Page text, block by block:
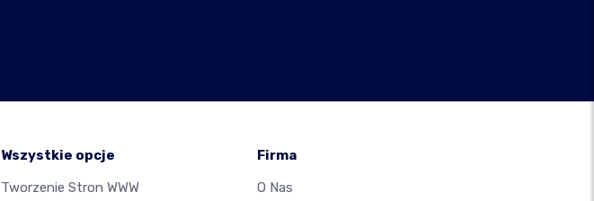
Wszystkie opcje
Tworzenie Stron WWW
Firma
O Nas